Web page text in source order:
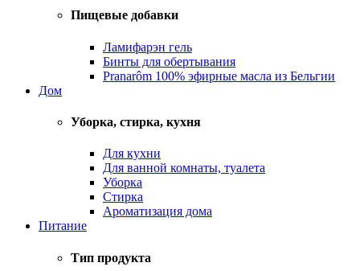
Пищевые добавки
Ламифарэн гель
Бинты для обертывания
Pranarôm 100% эфирные масла из Бельгии
Дом
Уборка, стирка, кухня
Для кухни
Для ванной комнаты, туалета
Уборка
Стирка
Ароматизация дома
Питание
Тип продукта